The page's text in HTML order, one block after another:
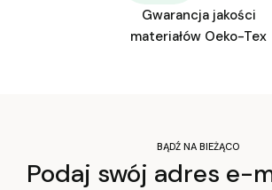
Gwarancja jakości
materiałów Oeko-Tex
BĄDŹ NA BIEŻĄCO
Podaj swój adres e-